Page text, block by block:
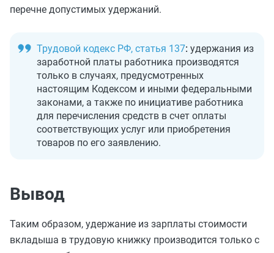
перечне допустимых удержаний.
Трудовой кодекс РФ, статья 137: удержания из
заработной платы работника производятся
только в случаях, предусмотренных
настоящим Кодексом и иными федеральными
законами, а также по инициативе работника
для перечисления средств в счет оплаты
соответствующих услуг или приобретения
товаров по его заявлению.
Вывод
Таким образом, удержание из зарплаты стоимости
вкладыша в трудовую книжку производится только с